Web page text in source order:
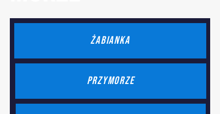
ŻABIANKA
PRZYMORZE